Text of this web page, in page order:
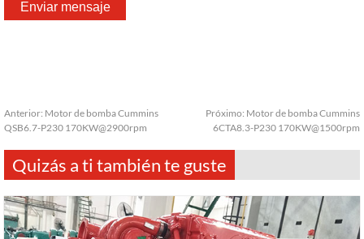
Anterior: Motor de bomba Cummins
QSB6.7-P230 170KW@2900rpm
Próximo: Motor de bomba Cummins
6CTA8.3-P230 170KW@1500rpm
Quizás a ti también te guste